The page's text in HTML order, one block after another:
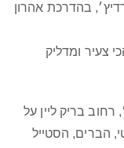
בהדרכת אהרון
צעיר ומדליק
רחוב בריק ליין על
הברים, הסטייל